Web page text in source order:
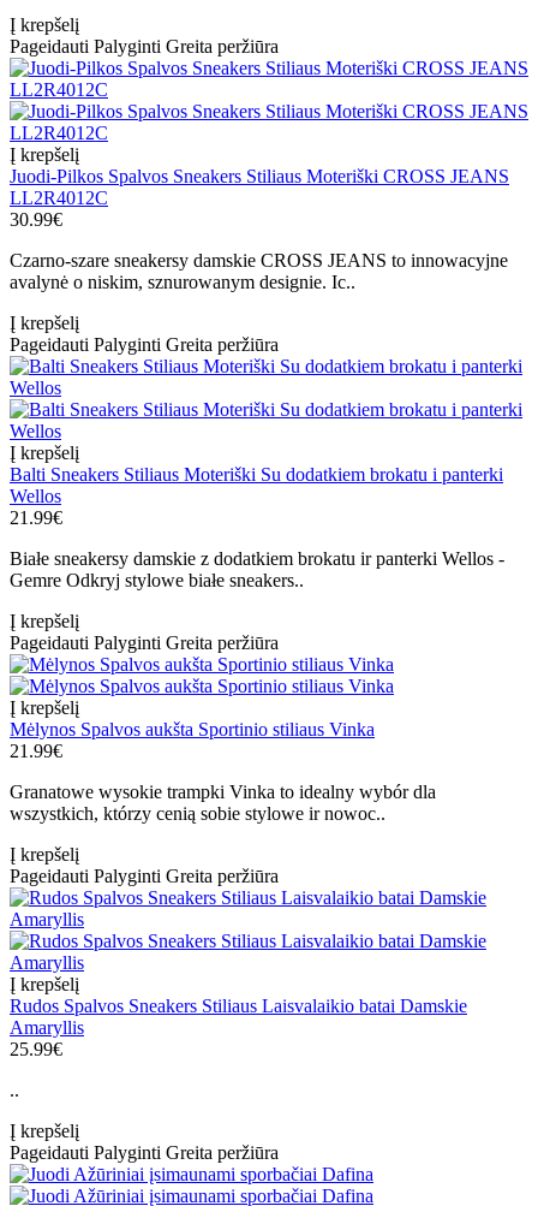
Į krepšelį
Pageidauti Palyginti Greita peržiūra
Į krepšelį
Juodi-Pilkos Spalvos Sneakers Stiliaus Moteriški CROSS JEANS
LL2R4012C
30.99€
Czarno-szare sneakersy damskie CROSS JEANS to innowacyjne
avalynė o niskim, sznurowanym designie. Ic..
Į krepšelį
Pageidauti Palyginti Greita peržiūra
Į krepšelį
Balti Sneakers Stiliaus Moteriški Su dodatkiem brokatu i panterki
Wellos
21.99€
Białe sneakersy damskie z dodatkiem brokatu ir panterki Wellos -
Gemre Odkryj stylowe białe sneakers..
Į krepšelį
Pageidauti Palyginti Greita peržiūra
Į krepšelį
Mėlynos Spalvos aukšta Sportinio stiliaus Vinka
21.99€
Granatowe wysokie trampki Vinka to idealny wybór dla
wszystkich, którzy cenią sobie stylowe ir nowoc..
Į krepšelį
Pageidauti Palyginti Greita peržiūra
Į krepšelį
Rudos Spalvos Sneakers Stiliaus Laisvalaikio batai Damskie
Amaryllis
25.99€
..
Į krepšelį
Pageidauti Palyginti Greita peržiūra